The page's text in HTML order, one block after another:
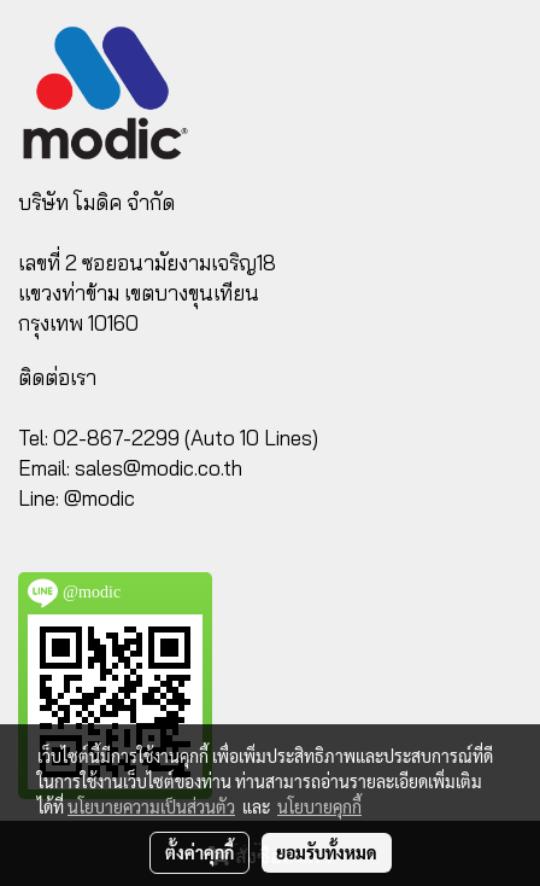
สั่งซื้อสินค้า
บริษัท โมดิค จำกัด
เลขที่ 2 ซอยอนามัยงามเจริญ18
แขวงท่าข้าม เขตบางขุนเทียน
กรุงเทพ 10160
ติดต่อเรา
Tel: 02-867-2299 (Auto 10 Lines)
Email: sales@modic.co.th
Line: @modic
@modic
@ Copyright 2023 All Rights Reserved. MODIC.CO.TH
เว็บไซต์นี้มีการใช้งานคุกกี้ เพื่อเพิ่มประสิทธิภาพและประสบการณ์ที่ดี
ในการใช้งานเว็บไซต์ของท่าน ท่านสามารถอ่านรายละเอียดเพิ่มเติม
ได้ที่นโยบายความเป็นส่วนตัว และ นโยบายคุกกี้
ตั้งค่าคุกกี้ ยอมรับทั้งหมด